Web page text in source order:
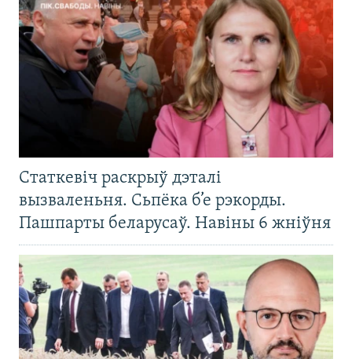
Статкевіч раскрыў дэталі
вызваленьня. Сьпёка б’е рэкорды.
Пашпарты беларусаў. Навіны 6 жніўня